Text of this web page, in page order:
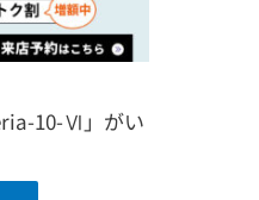
10-Ⅵ」がい